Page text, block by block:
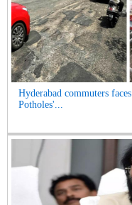
Hyderabad commuters
Potholes'...